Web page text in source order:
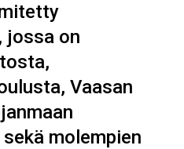
jossa on
Vaasan
molempien